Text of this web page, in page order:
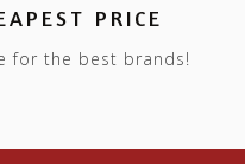
PRICE
for the best brands!